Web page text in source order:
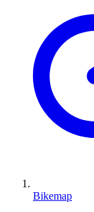
Bikemap